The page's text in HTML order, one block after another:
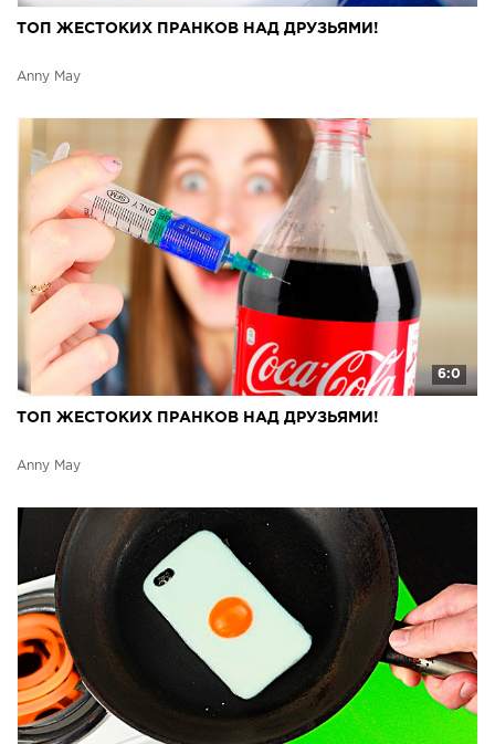
ТОП ЖЕСТОКИХ ПРАНКОВ НАД ДРУЗЬЯМИ!
Anny May
6:0
ТОП ЖЕСТОКИХ ПРАНКОВ НАД ДРУЗЬЯМИ!
Anny May